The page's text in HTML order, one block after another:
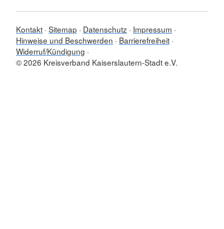
Kontakt Sitemap Datenschutz
Impressum
Hinweise und Beschwerden
Barrierefreiheit
Widerruf/Kündigung
© 2026 Kreisverband Kaiserslautern-Stadt e.V.